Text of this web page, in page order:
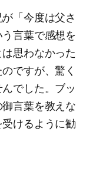
「今度は父さ
言葉で感想を
思わなかった
ですが、驚く
でした。ブッ
言葉を教えな
けるように勧